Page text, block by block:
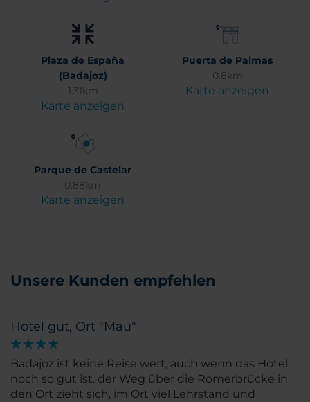
Plaza de España
(Badajoz)
1.31km
Karte anzeigen
Puerta de Palmas
0.8km
Karte anzeigen
Parque de Castelar
0.88km
Karte anzeigen
Unsere Kunden empfehlen
Hotel gut, Ort "Mau"
Badajoz ist keine Reise wert, auch wenn das Hotel
noch so gut ist. der Weg über die Römerbrücke in
den Ort zieht sich, im Ort viel Lehrstand und